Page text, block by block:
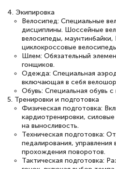
4. Экипировка
Велосипед: Специальные
дисциплины. Шоссейные
велосипеды, маунтинбайки,
циклокроссовые
Шлем: Обязательный
гонщиков.
Одежда: Специальная
включающая в себя
Обувь: Специальная обувь
5. Тренировки и подготовка
Физическая подготовка:
кардиотренировки,
на выносливость.
Техническая подготовка:
педалирования,
прохождения поворотов.
Тактическая подготовка: